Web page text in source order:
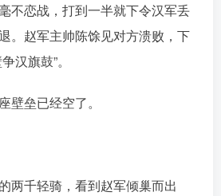
不恋战，打到一半就下令汉军丢
。赵军主帅陈馀见对方溃败，下
汉旗鼓”。
壁垒已经空了。
两千轻骑，看到赵军倾巢而出